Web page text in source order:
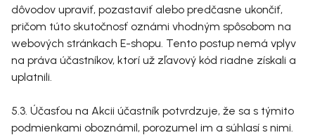
dôvodov upraviť, pozastaviť alebo predčasne ukončiť,
pričom túto skutočnosť oznámi vhodným spôsobom na
webových stránkach E-shopu. Tento postup nemá vplyv
na práva účastníkov, ktorí už zľavový kód riadne získali a
uplatnili.
5.3. Účasťou na Akcii účastník potvrdzuje, že sa s týmito
podmienkami oboznámil, porozumel im a súhlasí s nimi.